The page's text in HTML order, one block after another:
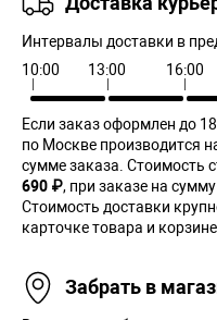
Интервалы доставки в
10:00
13:00 16:00
Если заказ оформлен до
по Москве производится
сумме заказа. Cтоимость
690 ₽, при заказе на
Стоимость доставки
карточке товара и корзине.
Забрать в